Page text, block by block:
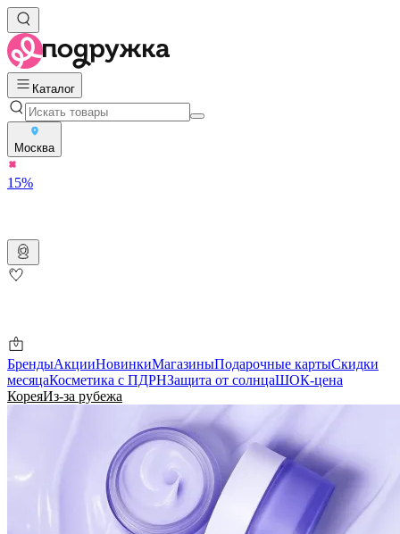
Каталог
Москва
15%
БрендыАкцииНовинкиМагазиныПодарочные картыСкидки
месяцаКосметика с ПДРНЗащита от солнцаШОК-цена
КореяИз-за рубежа